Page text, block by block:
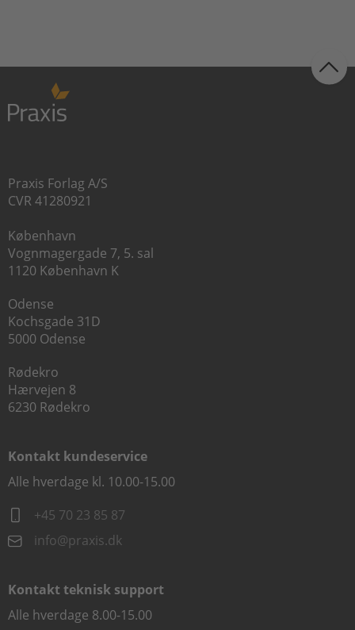
Praxis Forlag A/S
CVR 41280921
København
Vognmagergade 7, 5. sal
1120 København K
Odense
Kochsgade 31D
5000 Odense
Rødekro
Hærvejen 8
6230 Rødekro
Kontakt kundeservice
Alle hverdage kl. 10.00-15.00
+45 70 23 85 87
info@praxis.dk
Kontakt teknisk support
Alle hverdage 8.00-15.00